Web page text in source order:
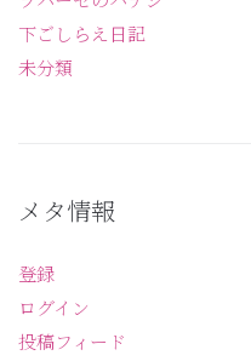
下ごしらえ日記
未分類
メタ情報
登録
ログイン
投稿フィード